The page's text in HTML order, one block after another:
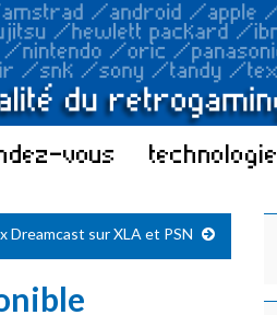
vous technologie
Dreamcast sur XLA et PSN